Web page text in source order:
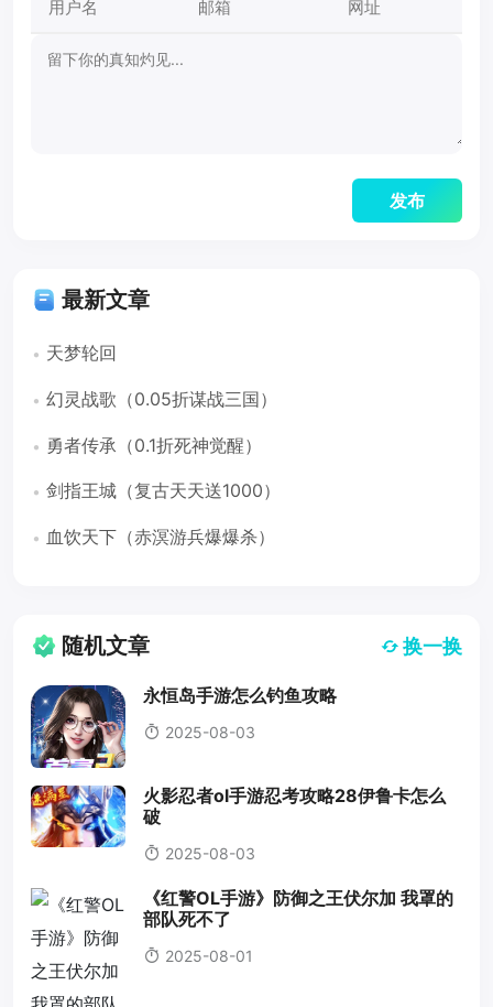
最新文章
天梦轮回
幻灵战歌（0.05折谋战三国）
勇者传承（0.1折死神觉醒）
剑指王城（复古天天送1000）
血饮天下（赤溟游兵爆爆杀）
随机文章 换一换
永恒岛手游怎么钓鱼攻略
2025-08-03
火影忍者ol手游忍考攻略28伊鲁卡怎么
破
2025-08-03
《红警OL手游》防御之王伏尔加 我罩的
部队死不了
2025-08-01